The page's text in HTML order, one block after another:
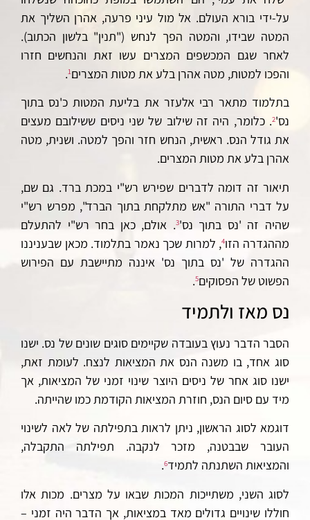
על-ידי בורא העולם. אל מול עיני פרעה, אהרן השליך את
המטה שבידו, והמטה הפך לנחש ("תנין" בלשון הכתוב).
לאחר שגם המכשפים המצרים עשו זאת והנחשים חזרו
והפכו למטות, מטה אהרן בלע את מטות המצרים1
.
בתלמוד מתאר רבי אלעזר את בליעת המטות כ'נס בתוך
נס'2. כלומר, היה זה שילוב של שני ניסים ששילובם מעצים
את גודל הנס. ראשית, הנחש חזר והפך למטה. ושנית, מטה
אהרן בלע את מטות המצרים.
תיאור זה דומה לדברים שפירש רש"י במכת ברד. גם שם,
על דברי התורה "אש מתלקחת בתוך הברד", מפרש רש"י
שהיה זה 'נס בתוך נס'3. אולם, כאן בחר רש"י להתעלם
מההגדרה הזו4, למרות שכך נאמר בתלמוד. מכאן שבעניננו
ההגדרה של 'נס בתוך נס' איננה מתיישבת עם הפירוש
הפשוט של הפסוקים5
.
נס מאז ולתמיד
הסבר הדבר נעוץ בעובדה שקיימים סוגים שונים של נס. ישנו
סוג אחד, בו משנה הנס את המציאות לנצח. לעומת זאת,
ישנו סוג אחר של ניסים היוצר שינוי זמני של המציאות, אך
מיד עם סיום הנס, חוזרת המציאות הקודמת כמו שהייתה.
דוגמא לסוג הראשון, ניתן לראות בתפילתה של לאה לשינוי
העובר שבבטנה, מזכר לנקבה. תפילתה התקבלה,
והמציאות השתנתה לתמיד6
.
לסוג השני, משתייכות המכות שבאו על מצרים. מכות אלו
חוללו שינויים גדולים מאד במציאות, אך הדבר היה זמני –